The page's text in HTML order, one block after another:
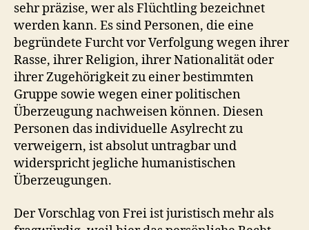
sehr präzise, wer als Flüchtling bezeichnet
werden kann. Es sind Personen, die eine
begründete Furcht vor Verfolgung wegen ihrer
Rasse, ihrer Religion, ihrer Nationalität oder
ihrer Zugehörigkeit zu einer bestimmten
Gruppe sowie wegen einer politischen
Überzeugung nachweisen können. Diesen
Personen das individuelle Asylrecht zu
verweigern, ist absolut untragbar und
widerspricht jegliche humanistischen
Überzeugungen.
Der Vorschlag von Frei ist juristisch mehr als